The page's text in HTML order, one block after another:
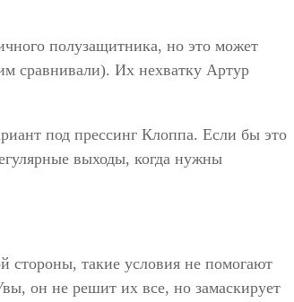
полузащитника, но это может
сравнивали). Их нехватку Артур
под прессинг Клоппа. Если бы это
выходы, когда нужны
стороны, такие условия не помогают
он не решит их все, но замаскирует